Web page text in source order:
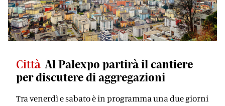
Città Al Palexpo partirà il cantiere
per discutere di aggregazioni
Tra venerdì e sabato è in programma una due giorni